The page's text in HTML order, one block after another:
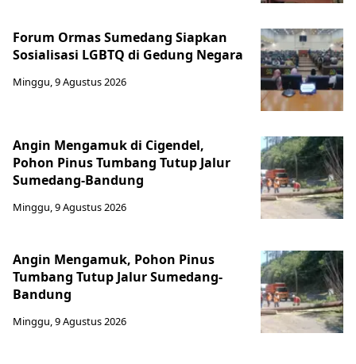
Forum Ormas Sumedang Siapkan
Sosialisasi LGBTQ di Gedung Negara
Minggu, 9 Agustus 2026
Angin Mengamuk di Cigendel,
Pohon Pinus Tumbang Tutup Jalur
Sumedang-Bandung
Minggu, 9 Agustus 2026
Angin Mengamuk, Pohon Pinus
Tumbang Tutup Jalur Sumedang-
Bandung
Minggu, 9 Agustus 2026